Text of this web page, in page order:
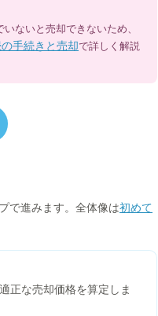
ないと売却できないため、
手続きと売却で詳しく解説
で進みます。全体像は初めて
正な売却価格を算定しま